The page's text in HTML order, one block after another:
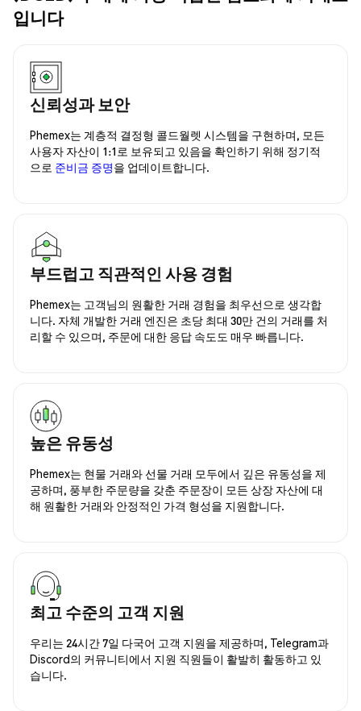
입니다
신뢰성과 보안
Phemex는 계층적 결정형 콜드월렛 시스템을 구현하며, 모든
사용자 자산이 1:1로 보유되고 있음을 확인하기 위해 정기적
으로 준비금 증명을 업데이트합니다.
부드럽고 직관적인 사용 경험
Phemex는 고객님의 원활한 거래 경험을 최우선으로 생각합
니다. 자체 개발한 거래 엔진은 초당 최대 30만 건의 거래를 처
리할 수 있으며, 주문에 대한 응답 속도도 매우 빠릅니다.
높은 유동성
Phemex는 현물 거래와 선물 거래 모두에서 깊은 유동성을 제
공하며, 풍부한 주문량을 갖춘 주문장이 모든 상장 자산에 대
해 원활한 거래와 안정적인 가격 형성을 지원합니다.
최고 수준의 고객 지원
우리는 24시간 7일 다국어 고객 지원을 제공하며, Telegram과
Discord의 커뮤니티에서 지원 직원들이 활발히 활동하고 있
습니다.